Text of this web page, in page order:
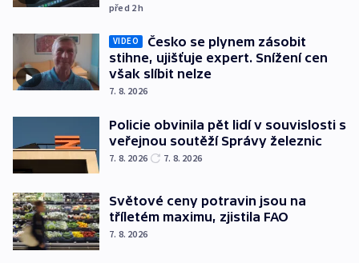
před 2h
VIDEO
Česko se plynem zásobit
stihne, ujišťuje expert. Snížení cen
však slíbit nelze
7. 8. 2026
Policie obvinila pět lidí v souvislosti s
veřejnou soutěží Správy železnic
7. 8. 2026 7. 8. 2026
Světové ceny potravin jsou na
tříletém maximu, zjistila FAO
7. 8. 2026